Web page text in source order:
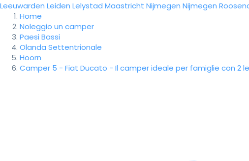
Leeuwarden Leiden Lelystad Maastricht Nijmegen Nijmegen
Home
Noleggio un camper
Paesi Bassi
Olanda Settentrionale
Hoorn
Camper 5 - Fiat Ducato - Il camper ideale per famiglie con 2